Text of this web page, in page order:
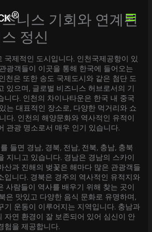
니스 기회와 연계된
정신
국제적인 도시입니다. 인천국제공항이 있
광객들이 이곳을 통해 한국에 들어오는
천은 또한 송도 국제도시와 같은 첨단 도
있으며, 글로벌 비즈니스 허브로서의 기
니다. 인천의 차이나타운은 한국 내 중국
는 대표적인 장소로, 다양한 먹거리와 쇼
다. 인천의 해양문화와 역사적인 유적이
관광 명소로서 매우 인기 있습니다.
들면 경남, 경북, 전남, 전북, 충남, 충북
지니고 있습니다. 경남은 경남의 스카이
산과 진해의 벚꽃은 해마다 많은 관광객들
입니다. 경북은 경주의 역사적인 유적지와
사람들이 역사를 배우기 위해 찾는 곳이
은 맛있고 다양한 음식 문화로 유명하며,
기 운동이 이루어지는 지역입니다. 충남과
자연 환경이 잘 보존되어 있어 심신이 안
험을 제공합니다.